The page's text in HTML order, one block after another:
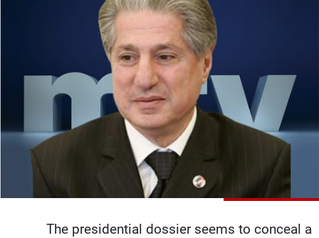
The presidential dossier seems to conceal a
البرامج
جدول البرامج
الترددات
عن MTV
وظائف